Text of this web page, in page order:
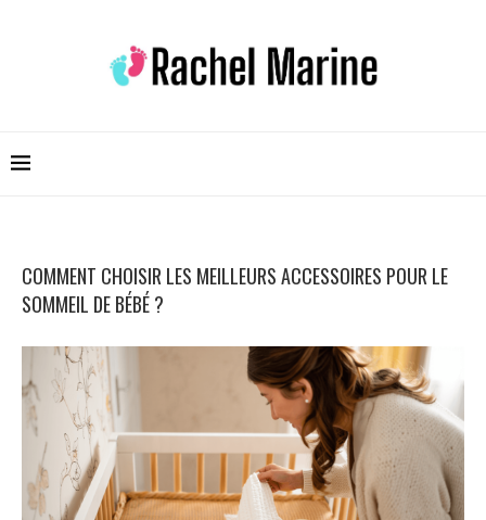
COMMENT CHOISIR LES MEILLEURS ACCESSOIRES POUR LE
SOMMEIL DE BÉBÉ ?